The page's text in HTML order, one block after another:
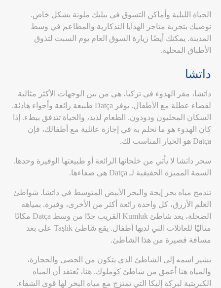
الحياة الليلية وأماكن التسوق في بيليك ملونة بشكل خاص.
نوصيك بتجربة متاجر الهدايا التذكارية والمطاعم في وسط
المدينة. يمكنك أيضًا زيارة السوق العام يوم السبت لتذوق
الأطباق المحلية.
داتشا
داتشا، مقر الهدوء في تركيا، هي من بين الوجهات الأكثر مثالية
لقضاء عطلة مع الأطفال. يوفر Datça طبيعة رائعة وأجواء هادئة.
السكان المحليون ودودون. الطعام لذيذ، والحياة تتدفق ببطء. إذا
كان الهدوء هو ما تحلم به في إجازة عائلية مع أطفالك، فإن
Datça هو الخيار المناسب لك.
سحر داتشا لا يأتي من خلجانها الرائعة أو طبيعتها الوفيرة وحدها.
السمة المميزة الحقيقية لـ Datça هي صفاءها.
تندمج مياه بحر إيجة والبحر الأبيض المتوسط في داتشا. شواطئ
العلم الأزرق، كل واحدة رائعة أكثر من الأخرى، وفيرة. بمياهه
الضحلة، يعد شاطئ Kumluk القريب جدًا من وسط Datça مكانًا
مثاليًا للعائلات التي لديها أطفال. يقع شاطئ Taşlık على بعد
مسافة قصيرة من هذا الشاطئ.
يشير اسمه إلى الشاطئ الذي يتكون من الحصى والحجارة،
والمياه هنا أعمق من شاطئ كوملوك. هنا، يُعتقد أن المياه
الكبريتية لبركة إليكا التي تمتزج مع مياه البحر لها قوى الشفاء.